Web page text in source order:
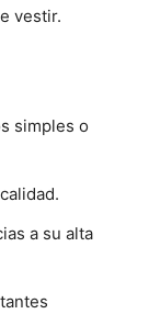
vestir.
simples o
a su alta